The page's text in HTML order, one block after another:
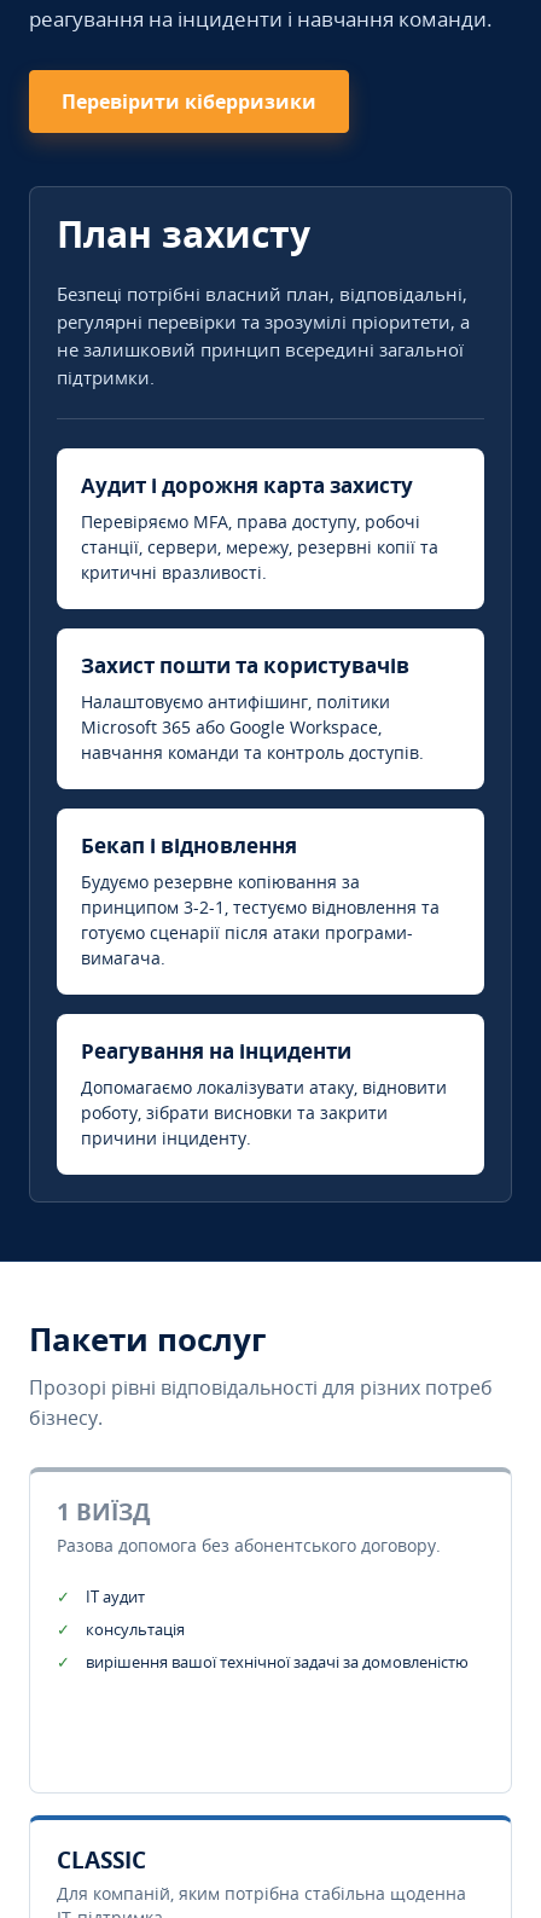
реагування на інциденти і навчання команди.
Перевірити кіберризики
План захисту
Безпеці потрібні власний план, відповідальні,
регулярні перевірки та зрозумілі пріоритети, а
не залишковий принцип всередині загальної
підтримки.
Аудит і дорожня карта захисту
Перевіряємо MFA, права доступу, робочі
станції, сервери, мережу, резервні копії та
критичні вразливості.
Захист пошти та користувачів
Налаштовуємо антифішинг, політики
Microsoft 365 або Google Workspace,
навчання команди та контроль доступів.
Бекап і відновлення
Будуємо резервне копіювання за
принципом 3-2-1, тестуємо відновлення та
готуємо сценарії після атаки програми-
вимагача.
Реагування на інциденти
Допомагаємо локалізувати атаку, відновити
роботу, зібрати висновки та закрити
причини інциденту.
Пакети послуг
Прозорі рівні відповідальності для різних потреб
бізнесу.
1 ВИЇЗД
Разова допомога без абонентського договору.
IT аудит
консультація
вирішення вашої технічної задачі за домовленістю
CLASSIC
Для компаній, яким потрібна стабільна щоденна